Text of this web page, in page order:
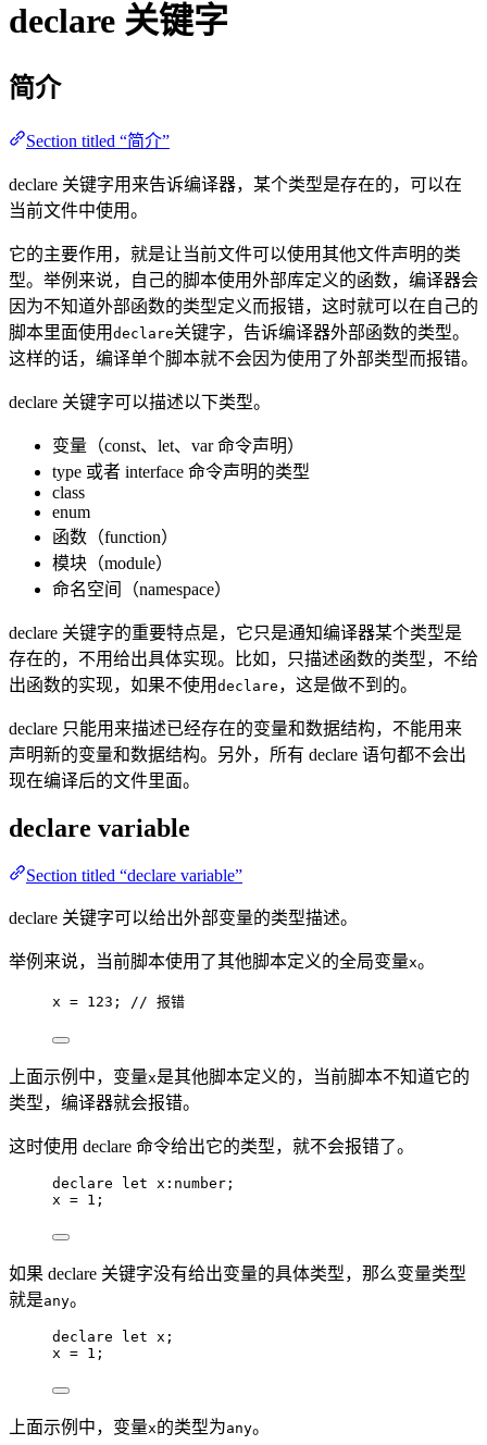
declare 关键字
简介
Section titled “简介”
declare 关键字用来告诉编译器，某个类型是存在的，可以在
当前文件中使用。
它的主要作用，就是让当前文件可以使用其他文件声明的类
型。举例来说，自己的脚本使用外部库定义的函数，编译器会
因为不知道外部函数的类型定义而报错，这时就可以在自己的
脚本里面使用 declare关键字，告诉编译器外部函数的类型。
这样的话，编译单个脚本就不会因为使用了外部类型而报错。
declare 关键字可以描述以下类型。
变量（const、let、var 命令声明）
type 或者 interface 命令声明的类型
class
enum
函数（function）
模块（module）
命名空间（namespace）
declare 关键字的重要特点是，它只是通知编译器某个类型是
存在的，不用给出具体实现。比如，只描述函数的类型，不给
出函数的实现，如果不使用 declare ，这是做不到的。
declare 只能用来描述已经存在的变量和数据结构，不能用来
声明新的变量和数据结构。另外，所有 declare 语句都不会出
现在编译后的文件里面。
declare variable
Section titled “declare variable”
declare 关键字可以给出外部变量的类型描述。
举例来说，当前脚本使用了其他脚本定义的全局变量x。
x = 123 ; // 报错
上面示例中，变量x是其他脚本定义的，当前脚本不知道它的
类型，编译器就会报错。
这时使用 declare 命令给出它的类型，就不会报错了。
declare let x : number ;
x = 1 ;
如果 declare 关键字没有给出变量的具体类型，那么变量类型
就是any。
declare let x;
x = 1 ;
上面示例中，变量x的类型为any。